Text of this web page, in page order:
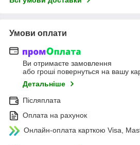
Умови оплати
Ви отримаєте замовлення
або гроші повернуться на вашу
Детальніше
Післяплата
Оплата на рахунок
Онлайн-оплата карткою Visa,